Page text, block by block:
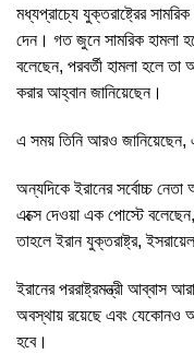
মধ্যপ্রাচ্যে যুক্তরাষ্ট্রের
দেন। গত জুনে সামরিক হামলা
বলেছেন, পরবর্তী হামলা হলে
করার আহ্বান জানিয়েছেন।
এ সময় তিনি আরও জানিয়েছেন,
অন্যদিকে ইরানের সর্বোচ্চ নেতা
এক্সে দেওয়া এক পোস্টে
তাহলে ইরান যুক্তরাষ্ট্র,
ইরানের পররাষ্ট্রমন্ত্রী আব্বাস
অবস্থায় রয়েছে এবং যেকোনও
হবে।